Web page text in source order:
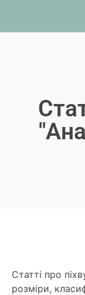
Статті про
розміри,